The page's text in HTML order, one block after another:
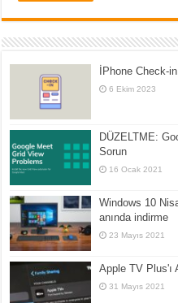
İPhone Check-
6 Ekim 2023
DÜZELTME:
Sorun
16 Ocak 2021
Windows 10
anında indirme
23 Mayıs 2021
Apple TV Plus'ı
31 Mayıs 2021